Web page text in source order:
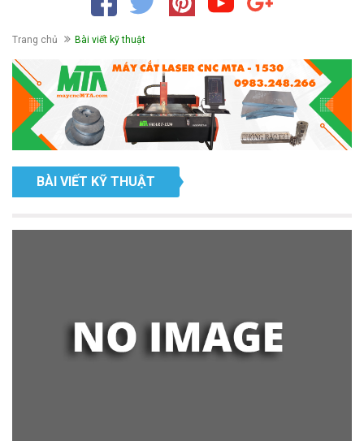
Trang chủ Bài viết kỹ thuật
BÀI VIẾT KỸ THUẬT